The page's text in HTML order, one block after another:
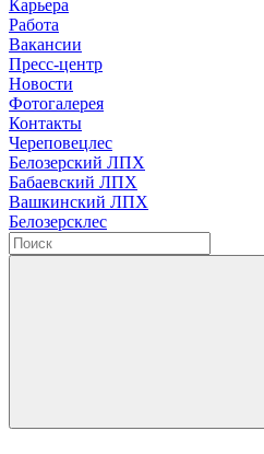
Карьера
Работа
Вакансии
Пресс-центр
Новости
Фотогалерея
Контакты
Череповецлес
Белозерский ЛПХ
Бабаевский ЛПХ
Вашкинский ЛПХ
Белозерсклес